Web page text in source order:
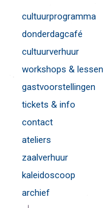
cultuurprogramma
donderdagcafé
cultuurverhuur
workshops & lessen
gastvoorstellingen
tickets & info
contact
ateliers
zaalverhuur
kaleidoscoop
archief